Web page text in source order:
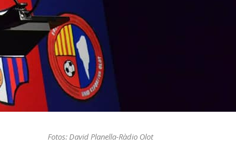
Fotos: David Planella-Ràdio Olot